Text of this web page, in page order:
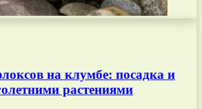
на клумбе: посадка и
растениями